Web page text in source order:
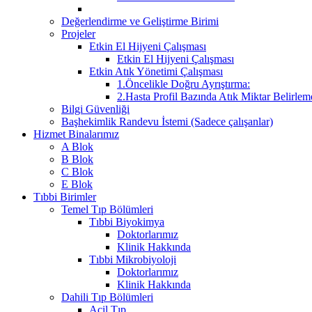
Değerlendirme ve Geliştirme Birimi
Projeler
Etkin El Hijyeni Çalışması
Etkin El Hijyeni Çalışması
Etkin Atık Yönetimi Çalışması
1.Öncelikle Doğru Ayrıştırma:
2.Hasta Profil Bazında Atık Miktar
Bilgi Güvenliği
Başhekimlik Randevu İstemi (Sadece çalışanlar)
Hizmet Binalarımız
A Blok
B Blok
C Blok
E Blok
Tıbbi Birimler
Temel Tıp Bölümleri
Tıbbi Biyokimya
Doktorlarımız
Klinik Hakkında
Tıbbi Mikrobiyoloji
Doktorlarımız
Klinik Hakkında
Dahili Tıp Bölümleri
Acil Tıp